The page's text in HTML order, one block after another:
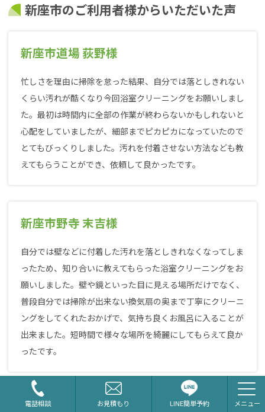
新座市のご利用者様からいただいた声
新座市道場 荻野様
忙しさを理由に掃除を怠った結果、自分では落としきれない
くらい汚れが酷くなり今回浴室クリーニングをお願いしまし
た。最初は時間内に全部の作業が終わらないかもしれないと
心配をしていましたが、細部までピカピカになっていたので
とてもびっくりしました。汚れを付着させない方法なども教
えてもらうことができ、依頼して良かったです。
新座市野寺 末吉様
自分では壁などに付着した汚れを落としきれなくなってしま
ったため、知り合いに教えてもらった浴室クリーニングをお
願いしました。壁や鏡といった目に見える場所だけでなく、
普段自分では掃除が出来ない換気扇の奥まで丁寧にクリーニ
ングをしてくれたおかげで、気持ち良くお風呂に入ることが
出来ました。短時間で様々な場所を綺麗にしてもらえて良か
ったです。
電話相談 お見積もり LINE簡単予約